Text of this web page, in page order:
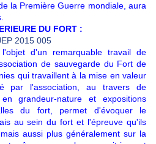
la Première Guerre mondiale, aura
DU FORT :
d'un remarquable travail de
de sauvegarde du Fort de
qui travaillent à la mise en valeur
par l'association, au travers de
grandeur-nature et expositions
du fort, permet d'évoquer le
au sein du fort et l'épreuve qu'ils
aussi plus généralement sur la